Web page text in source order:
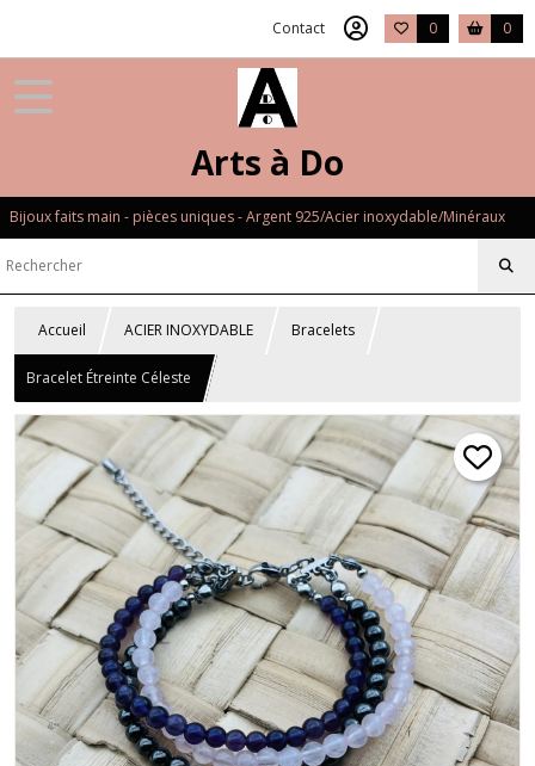
Contact 0 0
Arts à Do
Bijoux faits main - pièces uniques - Argent 925/Acier inoxydable/Minéraux
Accueil ACIER INOXYDABLE Bracelets
Bracelet Étreinte Céleste